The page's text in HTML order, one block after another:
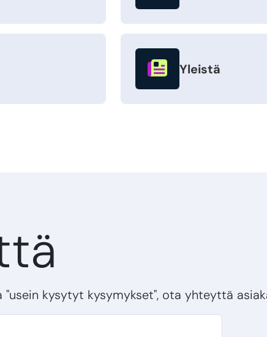
Yleistä
kysytyt kysymykset", ota yhteyttä